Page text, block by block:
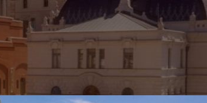
A története A kiállítás Jegyinformáció